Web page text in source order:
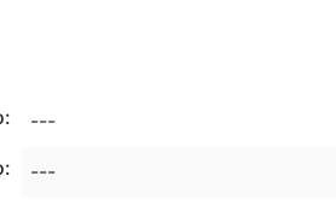
---
---